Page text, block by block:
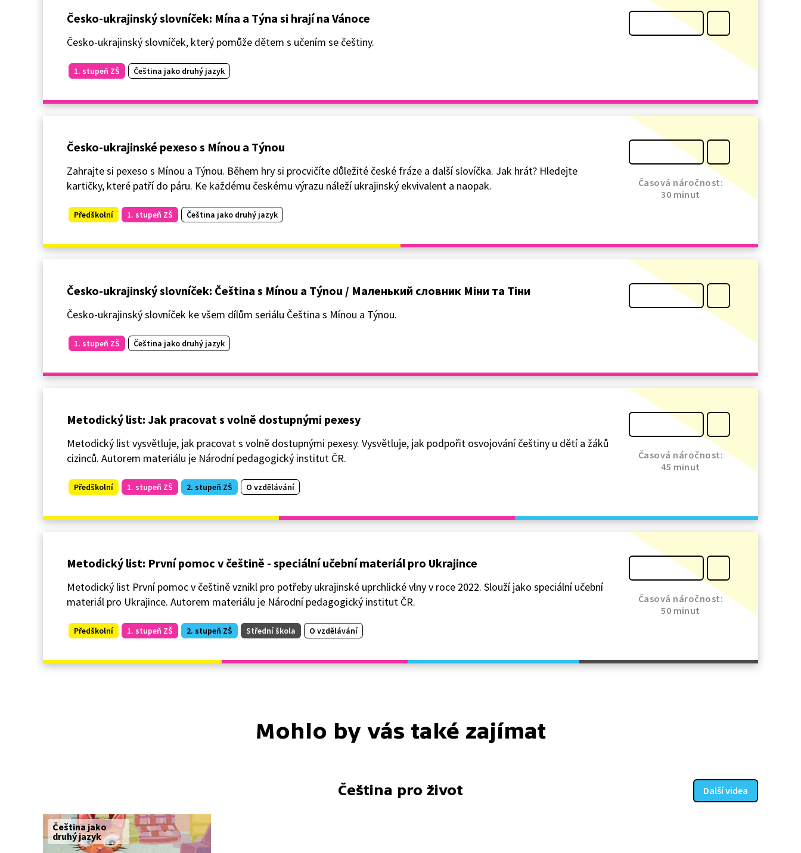
Česko-ukrajinský slovníček: Mína a Týna si hrají na Vánoce
Česko-ukrajinský slovníček, který pomůže dětem s učením se češtiny.
1. stupeň ZŠ Čeština jako druhý jazyk
Česko-ukrajinské pexeso s Mínou a Týnou
Zahrajte si pexeso s Mínou a Týnou. Během hry si procvičíte důležité české fráze a další slovíčka. Jak hrát? Hledejte
kartičky, které patří do páru. Ke každému českému výrazu náleží ukrajinský ekvivalent a naopak.
Předškolní 1. stupeň ZŠ Čeština jako druhý jazyk
Časová náročnost:
30 minut
Česko-ukrajinský slovníček: Čeština s Mínou a Týnou / Маленький словник Міни та Тіни
Česko-ukrajinský slovníček ke všem dílům seriálu Čeština s Mínou a Týnou.
1. stupeň ZŠ Čeština jako druhý jazyk
Metodický list: Jak pracovat s volně dostupnými pexesy
Metodický list vysvětluje, jak pracovat s volně dostupnými pexesy. Vysvětluje, jak podpořit osvojování češtiny u dětí a žáků
cizinců. Autorem materiálu je Národní pedagogický institut ČR.
Předškolní 1. stupeň ZŠ 2. stupeň ZŠ O vzdělávání
Časová náročnost:
45 minut
Metodický list: První pomoc v češtině - speciální učební materiál pro Ukrajince
Metodický list První pomoc v češtině vznikl pro potřeby ukrajinské uprchlické vlny v roce 2022. Slouží jako speciální učební
materiál pro Ukrajince. Autorem materiálu je Národní pedagogický institut ČR.
Předškolní 1. stupeň ZŠ 2. stupeň ZŠ Střední škola O vzdělávání
Časová náročnost:
50 minut
Mohlo by vás také zajímat
Čeština pro život Další videa
Čeština jako
druhý jazyk